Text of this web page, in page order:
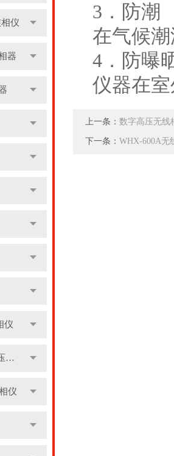
仪
器
仪
FRD-10/35/110KV高压语音核相器
仪
3．防潮
在气候潮
4．防曝
仪器在室
上一条： 数字高压无线
下一条： WHX-600A无